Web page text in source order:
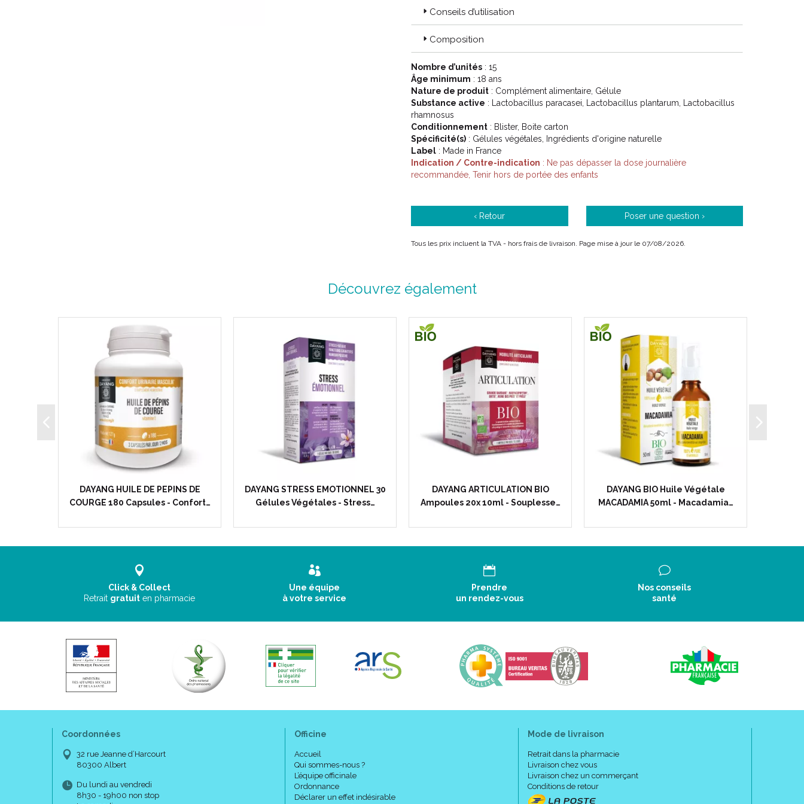
Conseils d’utilisation
Composition
Nombre d’unités : 15
Âge minimum : 18 ans
Nature de produit : Complément alimentaire, Gélule
Substance active : Lactobacillus paracasei, Lactobacillus plantarum, Lactobacillus
rhamnosus
Conditionnement : Blister, Boite carton
Spécificité(s) : Gélules végétales, Ingrédients d'origine naturelle
Label : Made in France
Indication / Contre-indication : Ne pas dépasser la dose journalière
recommandée, Tenir hors de portée des enfants
‹ Retour Poser une question ›
Tous les prix incluent la TVA - hors frais de livraison. Page mise à jour le 07/08/2026.
Découvrez également
DAYANG HUILE DE PEPINS DE
COURGE 180 Capsules - Confort…
DAYANG STRESS EMOTIONNEL 30
Gélules Végétales - Stress…
DAYANG ARTICULATION BIO
Ampoules 20x 10ml - Souplesse…
DAYANG BIO Huile Végétale
MACADAMIA 50ml - Macadamia…
Click & Collect
Retrait gratuit en pharmacie
Une équipe
à votre service
Prendre
un rendez-vous
Nos conseils
santé
Coordonnées
32 rue Jeanne d’Harcourt
80300 Albert
Du lundi au vendredi
8h30 - 19h00 non stop
Officine
Accueil
Qui sommes-nous ?
L’équipe officinale
Ordonnance
Déclarer un effet indésirable
Mode de livraison
Retrait dans la pharmacie
Livraison chez vous
Livraison chez un commerçant
Conditions de retour